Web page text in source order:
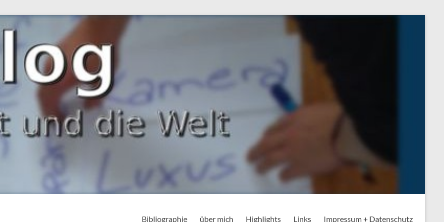
Bibliographie über mich Highlights Links Impressum + Datenschutz